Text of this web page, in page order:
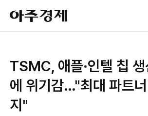
아
주
경
TSMC, 애플·인텔 칩
에 위기감…"최대 파트
지"